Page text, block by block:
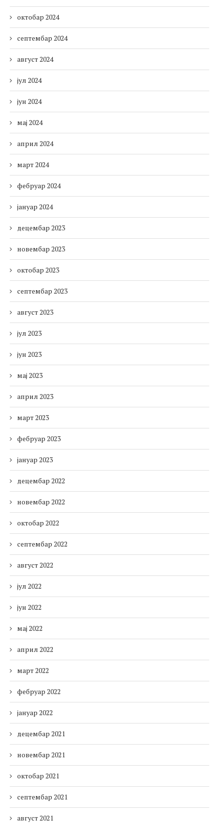
октобар 2024
септембар 2024
август 2024
јул 2024
јун 2024
мај 2024
април 2024
март 2024
фебруар 2024
јануар 2024
децембар 2023
новембар 2023
октобар 2023
септембар 2023
август 2023
јул 2023
јун 2023
мај 2023
април 2023
март 2023
фебруар 2023
јануар 2023
децембар 2022
новембар 2022
октобар 2022
септембар 2022
август 2022
јул 2022
јун 2022
мај 2022
април 2022
март 2022
фебруар 2022
јануар 2022
децембар 2021
новембар 2021
октобар 2021
септембар 2021
август 2021